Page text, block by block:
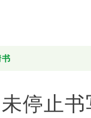
停止